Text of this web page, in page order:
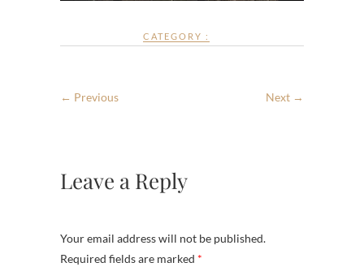
CATEGORY :
← Previous Next →
Leave a Reply
Your email address will not be published.
Required fields are marked *